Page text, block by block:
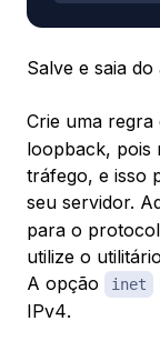
Salve e saia do
Crie uma regra
loopback, pois
tráfego, e isso
seu servidor.
para o
utilize o utilitário
A opção
inet
IPv4.